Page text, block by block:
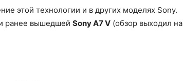
этой технологии и в других моделях Sony.
ранее вышедшей Sony A7 V (обзор выходил на